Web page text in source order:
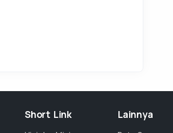
Short Link Lainnya